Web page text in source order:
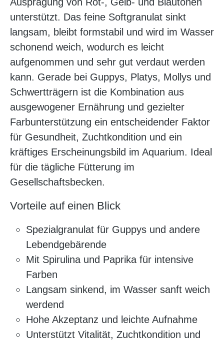
unterstützt. Das feine Softgranulat sinkt
langsam, bleibt formstabil und wird im Wasser
schonend weich, wodurch es leicht
aufgenommen und sehr gut verdaut werden
kann. Gerade bei Guppys, Platys, Mollys und
Schwertträgern ist die Kombination aus
ausgewogener Ernährung und gezielter
Farbunterstützung ein entscheidender Faktor
für Gesundheit, Zuchtkondition und ein
kräftiges Erscheinungsbild im Aquarium. Ideal
für die tägliche Fütterung im
Gesellschaftsbecken.
Vorteile auf einen Blick
Spezialgranulat für Guppys und andere
Lebendgebärende
Mit Spirulina und Paprika für intensive
Farben
Langsam sinkend, im Wasser sanft weich
werdend
Hohe Akzeptanz und leichte Aufnahme
Unterstützt Vitalität, Zuchtkondition und